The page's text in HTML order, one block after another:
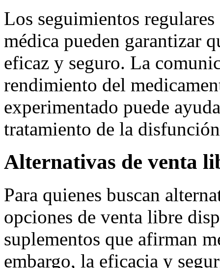
Los seguimientos
médica pueden garantizar
eficaz y seguro. La
rendimiento del
experimentado puede
tratamiento de la
Alternativas de venta
Para quienes buscan
opciones de venta libre
suplementos que afirman
embargo, la eficacia y